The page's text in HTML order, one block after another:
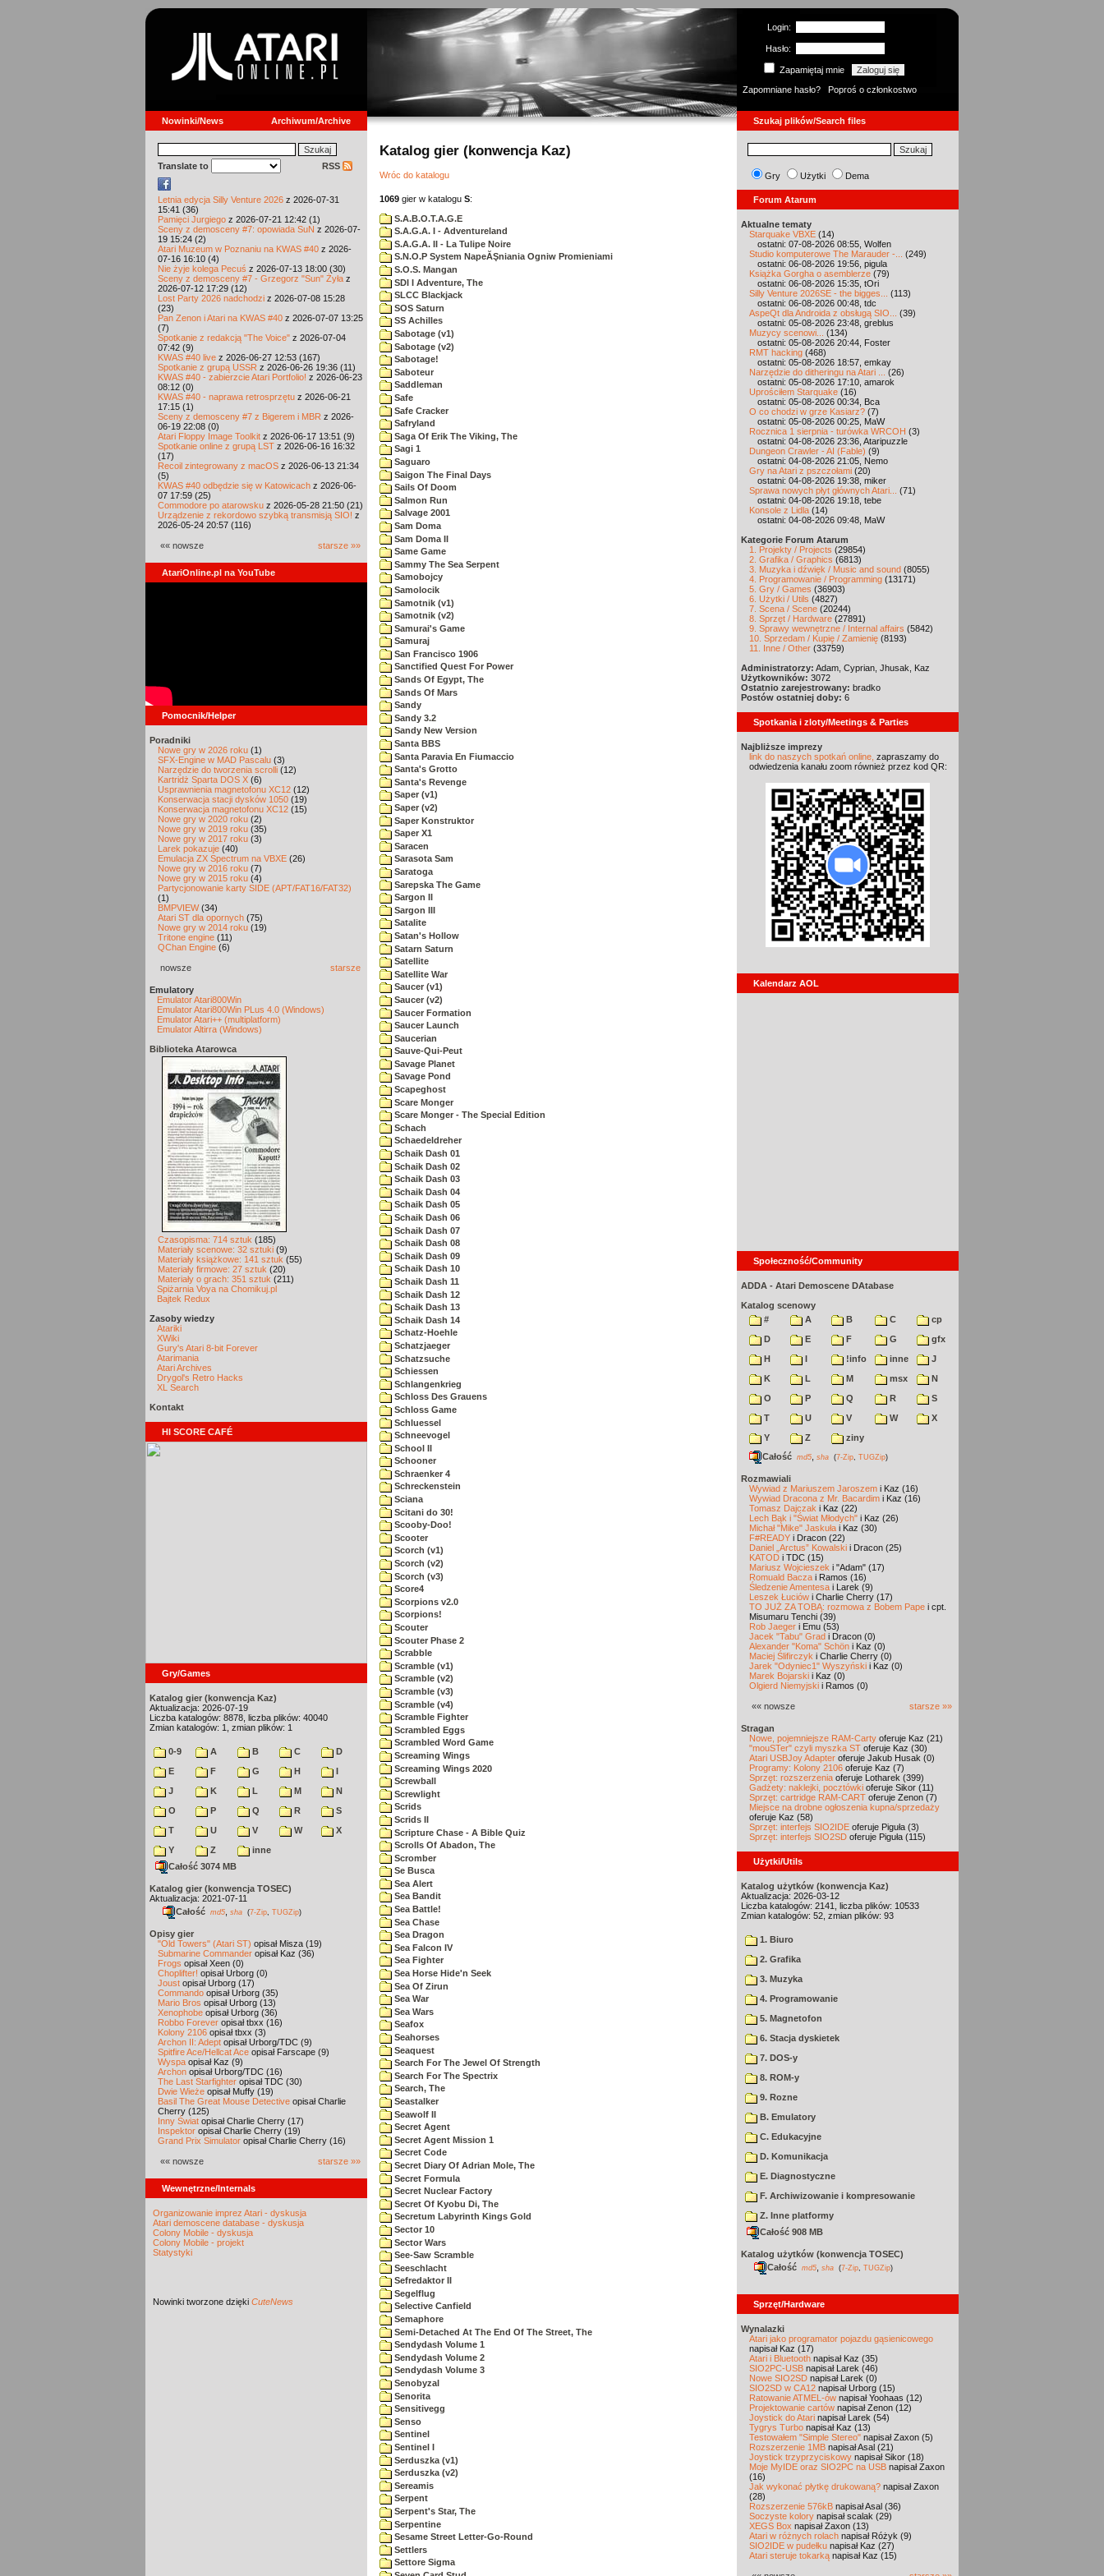
Login:
Hasło:
Zapamiętaj mnie
Zapomniane hasło?
Poproś o członkostwo
Nowinki/News Archiwum/Archive Szukaj plików/Search files
Translate to RSS
Letnia edycja Silly Venture 2026 z 2026-07-31
15:41 (36)
Pamięci Jurgiego z 2026-07-21 12:42 (1)
Sceny z demosceny #7: opowiada SuN z 2026-07-
19 15:24 (2)
Atari Muzeum w Poznaniu na KWAS #40 z 2026-
07-16 16:10 (4)
Nie żyje kolega Pecuś z 2026-07-13 18:00 (30)
Sceny z demosceny #7 - Grzegorz "Sun" Żyła z
2026-07-12 17:29 (12)
Lost Party 2026 nadchodzi z 2026-07-08 15:28
(23)
Pan Zenon i Atari na KWAS #40 z 2026-07-07 13:25
(7)
Spotkanie z redakcją "The Voice" z 2026-07-04
07:42 (9)
KWAS #40 live z 2026-06-27 12:53 (167)
Spotkanie z grupą USSR z 2026-06-26 19:36 (11)
KWAS #40 - zabierzcie Atari Portfolio! z 2026-06-23
08:12 (0)
KWAS #40 - naprawa retrosprzętu z 2026-06-21
17:15 (1)
Sceny z demosceny #7 z Bigerem i MBR z 2026-
06-19 22:08 (0)
Atari Floppy Image Toolkit z 2026-06-17 13:51 (9)
Spotkanie online z grupą LST z 2026-06-16 16:32
(17)
Recoil zintegrowany z macOS z 2026-06-13 21:34
(5)
KWAS #40 odbędzie się w Katowicach z 2026-06-
07 17:59 (25)
Commodore po atarowsku z 2026-05-28 21:50 (21)
Urządzenie z rekordowo szybką transmisją SIO! z
2026-05-24 20:57 (116)
«« nowsze starsze »»
AtariOnline.pl na YouTube
Pomocnik/Helper
Poradniki
Nowe gry w 2026 roku (1)
SFX-Engine w MAD Pascalu (3)
Narzędzie do tworzenia scrolli (12)
Kartridż Sparta DOS X (6)
Usprawnienia magnetofonu XC12 (12)
Konserwacja stacji dysków 1050 (19)
Konserwacja magnetofonu XC12 (15)
Nowe gry w 2020 roku (2)
Nowe gry w 2019 roku (35)
Nowe gry w 2017 roku (3)
Larek pokazuje (40)
Emulacja ZX Spectrum na VBXE (26)
Nowe gry w 2016 roku (7)
Nowe gry w 2015 roku (4)
Partycjonowanie karty SIDE (APT/FAT16/FAT32)
(1)
BMPVIEW(34)
Atari ST dla opornych (75)
Nowe gry w 2014 roku (19)
Tritone engine (11)
QChan Engine (6)
nowsze starsze
Emulatory
Emulator Atari800Win
Emulator Atari800Win PLus 4.0 (Windows)
Emulator Atari++ (multiplatform)
Emulator Altirra (Windows)
Biblioteka Atarowca
Czasopisma: 714 sztuk (185)
Materiały scenowe: 32 sztuki (9)
Materiały książkowe: 141 sztuk (55)
Materiały firmowe: 27 sztuk (20)
Materiały o grach: 351 sztuk (211)
Spiżarnia Voya na Chomikuj.pl
Bajtek Redux
Zasoby wiedzy
Atariki
XWiki
Gury's Atari 8-bit Forever
Atarimania
Atari Archives
Drygol's Retro Hacks
XL Search
Kontakt
HI SCORE CAFÉ
Gry/Games
Katalog gier (konwencja Kaz)
Aktualizacja: 2026-07-19
Liczba katalogów: 8878, liczba plików: 40040
Zmian katalogów: 1, zmian plików: 1
0-9 A B C
D
E
F G H
I
J
K L M
N
O
P Q R
S
T
U V W
X
Y
Z
inne
Całość 3074 MB
Katalog gier (konwencja TOSEC)
Aktualizacja: 2021-07-11
Całość md5 sha (7-Zip TUGZip)
Opisy gier
"Old Towers" (Atari ST) opisał Misza (19)
Submarine Commander opisał Kaz (36)
Frogs opisał Xeen (0)
Choplifter! opisał Urborg (0)
Joust opisał Urborg (17)
Commando opisał Urborg (35)
Mario Bros opisał Urborg (13)
Xenophobe opisał Urborg (36)
Robbo Forever opisał tbxx (16)
Kolony 2106 opisał tbxx (3)
Archon II: Adept opisał Urborg/TDC (9)
Spitfire Ace/Hellcat Ace opisał Farscape (9)
Wyspa opisał Kaz (9)
Archon opisał Urborg/TDC (16)
The Last Starfighter opisał TDC (30)
Dwie Wieże opisał Muffy (19)
Basil The Great Mouse Detective opisał Charlie
Cherry (125)
Inny Świat opisał Charlie Cherry (17)
Inspektor opisał Charlie Cherry (19)
Grand Prix Simulator opisał Charlie Cherry (16)
«« nowsze starsze »»
Wewnętrzne/Internals
Organizowanie imprez Atari - dyskusja
Atari demoscene database - dyskusja
Colony Mobile - dyskusja
Colony Mobile - projekt
Statystyki
Nowinki tworzone dzięki CuteNews
Katalog gier (konwencja Kaz)
Wróc do katalogu
1069 gier w katalogu S:
S.A.B.O.T.A.G.E
S.A.G.A. I - Adventureland
S.A.G.A. II - La Tulipe Noire
S.N.O.P System NapeĂŞniania Ogniw Promieniami
S.O.S. Mangan
SDI I Adventure, The
SLCC Blackjack
SOS Saturn
SS Achilles
Sabotage (v1)
Sabotage (v2)
Sabotage!
Saboteur
Saddleman
Safe
Safe Cracker
Safryland
Saga Of Erik The Viking, The
Sagi 1
Saguaro
Saigon The Final Days
Sails Of Doom
Salmon Run
Salvage 2001
Sam Doma
Sam Doma II
Same Game
Sammy The Sea Serpent
Samobojcy
Samolocik
Samotnik (v1)
Samotnik (v2)
Samurai's Game
Samuraj
San Francisco 1906
Sanctified Quest For Power
Sands Of Egypt, The
Sands Of Mars
Sandy
Sandy 3.2
Sandy New Version
Santa BBS
Santa Paravia En Fiumaccio
Santa's Grotto
Santa's Revenge
Saper (v1)
Saper (v2)
Saper Konstruktor
Saper X1
Saracen
Sarasota Sam
Saratoga
Sarepska The Game
Sargon II
Sargon III
Satalite
Satan's Hollow
Satarn Saturn
Satellite
Satellite War
Saucer (v1)
Saucer (v2)
Saucer Formation
Saucer Launch
Saucerian
Sauve-Qui-Peut
Savage Planet
Savage Pond
Scapeghost
Scare Monger
Scare Monger - The Special Edition
Schach
Schaedeldreher
Schaik Dash 01
Schaik Dash 02
Schaik Dash 03
Schaik Dash 04
Schaik Dash 05
Schaik Dash 06
Schaik Dash 07
Schaik Dash 08
Schaik Dash 09
Schaik Dash 10
Schaik Dash 11
Schaik Dash 12
Schaik Dash 13
Schaik Dash 14
Schatz-Hoehle
Schatzjaeger
Schatzsuche
Schiessen
Schlangenkrieg
Schloss Des Grauens
Schloss Game
Schluessel
Schneevogel
School II
Schooner
Schraenker 4
Schreckenstein
Sciana
Scitani do 30!
Scooby-Doo!
Scooter
Scorch (v1)
Scorch (v2)
Scorch (v3)
Score4
Scorpions v2.0
Scorpions!
Scouter
Scouter Phase 2
Scrabble
Scramble (v1)
Scramble (v2)
Scramble (v3)
Scramble (v4)
Scramble Fighter
Scrambled Eggs
Scrambled Word Game
Screaming Wings
Screaming Wings 2020
Screwball
Screwlight
Scrids
Scrids II
Scripture Chase - A Bible Quiz
Scrolls Of Abadon, The
Scromber
Se Busca
Sea Alert
Sea Bandit
Sea Battle!
Sea Chase
Sea Dragon
Sea Falcon IV
Sea Fighter
Sea Horse Hide'n Seek
Sea Of Zirun
Sea War
Sea Wars
Seafox
Seahorses
Seaquest
Search For The Jewel Of Strength
Search For The Spectrix
Search, The
Seastalker
Seawolf II
Secret Agent
Secret Agent Mission 1
Secret Code
Secret Diary Of Adrian Mole, The
Secret Formula
Secret Nuclear Factory
Secret Of Kyobu Di, The
Secretum Labyrinth Kings Gold
Sector 10
Sector Wars
See-Saw Scramble
Seeschlacht
Sefredaktor II
Segelflug
Selective Canfield
Semaphore
Semi-Detached At The End Of The Street, The
Sendydash Volume 1
Sendydash Volume 2
Sendydash Volume 3
Senobyzal
Senorita
Sensitivegg
Senso
Sentinel
Sentinel I
Serduszka (v1)
Serduszka (v2)
Sereamis
Serpent
Serpent's Star, The
Serpentine
Sesame Street Letter-Go-Round
Settlers
Settore Sigma
Gry Użytki Dema
Forum Atarum
Aktualne tematy
Starquake VBXE (14)
ostatni: 07-08-2026 08:55, Wolfen
Studio komputerowe The Marauder -...
(249)
ostatni: 06-08-2026 19:56, pigula
Książka Gorgha o asemblerze (79)
ostatni: 06-08-2026 15:35, tOri
Silly Venture 2026SE - the bigges...
(113)
ostatni: 06-08-2026 00:48, tdc
AspeQt dla Androida z obsługą SIO...
(39)
ostatni: 05-08-2026 23:48, greblus
Muzycy scenowi...
(134)
ostatni: 05-08-2026 20:44, Foster
RMT hacking (468)
ostatni: 05-08-2026 18:57, emkay
Narzędzie do ditheringu na Atari ...
(26)
ostatni: 05-08-2026 17:10, amarok
Uprościłem Starquake (16)
ostatni: 05-08-2026 00:34, Bca
O co chodzi w grze Kasiarz? (7)
ostatni: 05-08-2026 00:25, MaW
Rocznica 1 sierpnia - turówka WRCOH (3)
ostatni: 04-08-2026 23:36, Ataripuzzle
Dungeon Crawler - AI (Fable) (9)
ostatni: 04-08-2026 21:05, Nemo
Gry na Atari z pszczołami (20)
ostatni: 04-08-2026 19:38, miker
Sprawa nowych płyt głównych Atari...
(71)
ostatni: 04-08-2026 19:18, tebe
Konsole z Lidla (14)
ostatni: 04-08-2026 09:48, MaW
Kategorie Forum Atarum
1. Projekty / Projects (29854)
2. Grafika / Graphics (6813)
3. Muzyka i dźwięk / Music and sound (8055)
4. Programowanie / Programming (13171)
5. Gry / Games (36903)
6. Użytki / Utils (4827)
7. Scena / Scene (20244)
8. Sprzęt / Hardware (27891)
9. Sprawy wewnętrzne / Internal affairs (5842)
10. Sprzedam / Kupię / Zamienię (8193)
11. Inne / Other (33759)
Administratorzy: Adam, Cyprian, Jhusak, Kaz
Użytkowników: 3072
Ostatnio zarejestrowany: bradko
Postów ostatniej doby: 6
Spotkania i zloty/Meetings & Parties
Najbliższe imprezy
link do naszych spotkań online, zapraszamy do
odwiedzenia kanału zoom również przez kod QR:
Kalendarz AOL
Społeczność/Community
ADDA - Atari Demoscene DAtabase
Katalog scenowy
#
A B C
cp
D
E F G
gfx
H
I !info inne
J
K
L M msx
N
O
P Q R
S
T
U V W
X
Y
Z
ziny
Całość md5 sha (7-Zip TUGZip)
Rozmawiali
Wywiad z Mariuszem Jaroszem i Kaz (16)
Wywiad Dracona z Mr. Bacardim i Kaz (16)
Tomasz Dajczak i Kaz (22)
Lech Bąk i "Świat Młodych" i Kaz (26)
Michał "Mike" Jaskuła i Kaz (30)
F#READY i Dracon (22)
Daniel „Arctus” Kowalski i Dracon (25)
KATOD i TDC (15)
Mariusz Wojcieszek i "Adam" (17)
Romuald Bacza i Ramos (16)
Śledzenie Amentesa i Larek (9)
Leszek Łuciów i Charlie Cherry (17)
TO JUŻ ZA TOBĄ: rozmowa z Bobem Pape i cpt.
Misumaru Tenchi (39)
Rob Jaeger i Emu (53)
Jacek "Tabu" Grad i Dracon (0)
Alexander "Koma" Schön i Kaz (0)
Maciej Ślifirczyk i Charlie Cherry (0)
Jarek "Odyniec1" Wyszyński i Kaz (0)
Marek Bojarski i Kaz (0)
Olgierd Niemyjski i Ramos (0)
«« nowsze starsze »»
Stragan
Nowe, pojemniejsze RAM-Carty oferuje Kaz (21)
"mouSTer" czyli myszka ST oferuje Kaz (30)
Atari USBJoy Adapter oferuje Jakub Husak (0)
Programy: Kolony 2106 oferuje Kaz (7)
Sprzęt: rozszerzenia oferuje Lotharek (399)
Gadżety: naklejki, pocztówki oferuje Sikor (11)
Sprzęt: cartridge RAM-CART oferuje Zenon (7)
Miejsce na drobne ogłoszenia kupna/sprzedaży
oferuje Kaz (58)
Sprzęt: interfejs SIO2IDE oferuje Piguła (3)
Sprzęt: interfejs SIO2SD oferuje Piguła (115)
Użytki/Utils
Katalog użytków (konwencja Kaz)
Aktualizacja: 2026-03-12
Liczba katalogów: 2141, liczba plików: 10533
Zmian katalogów: 52, zmian plików: 93
1. Biuro
2. Grafika
3. Muzyka
4. Programowanie
5. Magnetofon
6. Stacja dyskietek
7. DOS-y
8. ROM-y
9. Rozne
B. Emulatory
C. Edukacyjne
D. Komunikacja
E. Diagnostyczne
F. Archiwizowanie i kompresowanie
Z. Inne platformy
Całość 908 MB
Katalog użytków (konwencja TOSEC)
Całość md5 sha (7-Zip TUGZip)
Sprzęt/Hardware
Wynalazki
Atari jako programator pojazdu gąsienicowego
napisał Kaz (17)
Atari i Bluetooth napisał Kaz (35)
SIO2PC-USB napisał Larek (46)
Nowe SIO2SD napisał Larek (0)
SIO2SD w CA12 napisał Urborg (15)
Ratowanie ATMEL-ów napisał Yoohaas (12)
Projektowanie cartów napisał Zenon (12)
Joystick do Atari napisał Larek (54)
Tygrys Turbo napisał Kaz (13)
Testowałem "Simple Stereo" napisał Zaxon (5)
Rozszerzenie 1MB napisał Asal (21)
Joystick trzyprzyciskowy napisał Sikor (18)
Moje MyIDE oraz SIO2PC na USB napisał Zaxon
(16)
Jak wykonać płytkę drukowaną? napisał Zaxon
(28)
Rozszerzenie 576kB napisał Asal (36)
Soczyste kolory napisał scalak (29)
XEGS Box napisał Zaxon (13)
Atari w różnych rolach napisał Różyk (9)
SIO2IDE w pudełku napisał Kaz (27)
Atari steruje tokarką napisał Kaz (15)